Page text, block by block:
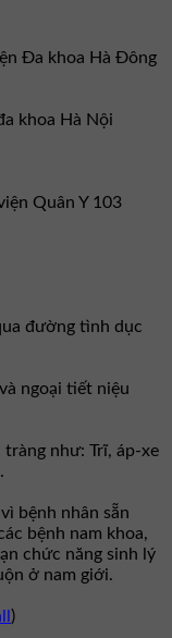
Đa khoa Hà Đông
khoa Hà Nội
Quân Y 103
đường tình dục
ngoại tiết niệu
như: Trĩ, áp-xe
bệnh nhân sẵn
bệnh nam khoa,
chức năng sinh lý
ở nam giới.
)